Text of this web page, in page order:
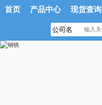
首页 产品中心 现货查询